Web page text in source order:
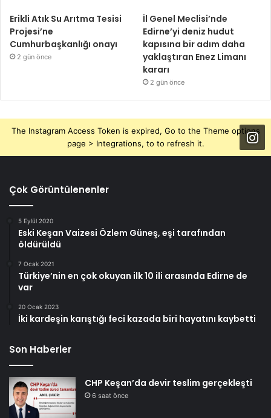
Erikli Atık Su Arıtma Tesisi
Projesi’ne
Cumhurbaşkanlığı onayı
2 gün önce
İl Genel Meclisi’nde
Edirne’yi deniz hudut
kapısına bir adım daha
yaklaştıran Enez Limanı
kararı
2 gün önce
The Instagram Access Token is expired, Go to the Theme options
page > Integrations, to to refresh it.
Çok Görüntülenenler
5 Eylül 2020
Eski Keşan Vaizesi Özlem Güneş, eşi tarafından
öldürüldü
7 Ocak 2021
Türkiye’nin en çok okuyan ilk 10 ili arasında Edirne de
var
20 Ocak 2023
İki kardeşin karıştığı feci kazada biri hayatını kaybetti
Son Haberler
CHP Keşan’da devir teslim gerçekleşti
6 saat önce